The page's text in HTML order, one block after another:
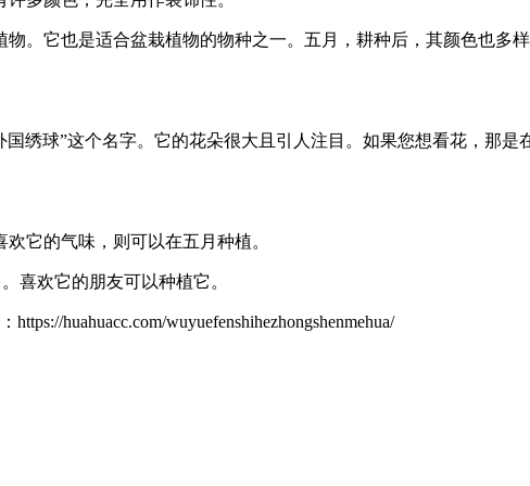
。它也是适合盆栽植物的物种之一。五月，耕种后，其颜色也多样
绣球”这个名字。它的花朵很大且引人注目。如果您想看花，那是
它的气味，则可以在五月种植。
喜欢它的朋友可以种植它。
huahuacc.com/wuyuefenshihezhongshenmehua/